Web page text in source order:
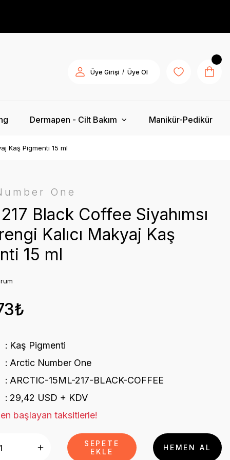
Üye Girişi / Üye Ol
Dermapen - Cilt Bakım Manikür-Pedikür
Kaş Pigmenti 15 ml
One
Black Coffee Siyahımsı
Kalıcı Makyaj Kaş
15 ml
Kaş Pigmenti
Arctic Number One
ARCTIC-15ML-217-BLACK-COFFEE
29,42 USD + KDV
başlayan taksitlerle!
SEPETE
EKLE
HEMEN AL